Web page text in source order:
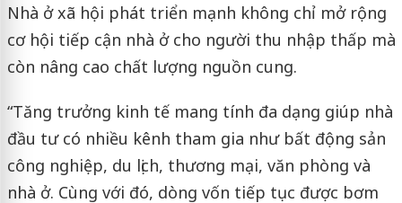
Nhà ở xã hội phát triển mạnh không chỉ mở rộng
cơ hội tiếp cận nhà ở cho người thu nhập thấp mà
còn nâng cao chất lượng nguồn cung.
“Tăng trưởng kinh tế mang tính đa dạng giúp nhà
đầu tư có nhiều kênh tham gia như bất động sản
công nghiệp, du lịch, thương mại, văn phòng và
nhà ở. Cùng với đó, dòng vốn tiếp tục được bơm